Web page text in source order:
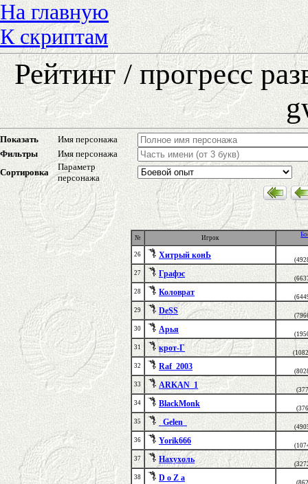
На главную
К скриптам
Рейтинг / прогресс
Показать
Имя персонажа
Фильтры
Имя персонажа
Сортировка
Параметр
персонажа
№ Игрок
26 Хитрый конЬ
27
Графэс
28
Коловрат
29
DeSS
30
Арья
31
крот-Г
32
Raf_2003
33
ARKAN_1
34
BlackMonk
35
_Gelen_
36
Yorik666
37
Нахухоль
38
D o Z a